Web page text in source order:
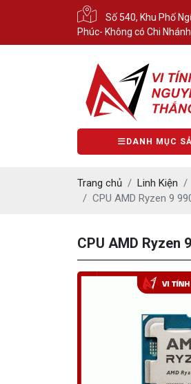
Số 540, Khu Phố
Phúc- Không có Chi
DANH MỤC
Trang chủ Linh Kiện
CPU AMD Ryzen 9
CPU AMD Ryzen